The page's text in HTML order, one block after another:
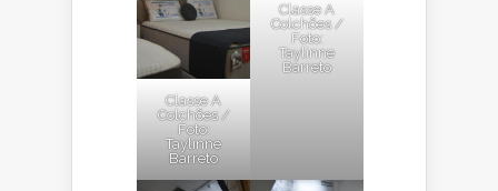
Classe A
Colchões /
Foto:
Taylinne
Barreto
Classe A
Colchões /
Foto:
Taylinne
Barreto